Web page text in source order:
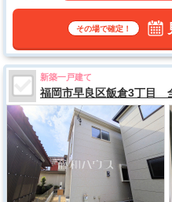
その場で確定！
新築一戸建て
福岡市早良区飯倉3丁目